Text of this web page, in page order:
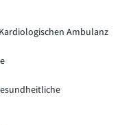
Ambulanz